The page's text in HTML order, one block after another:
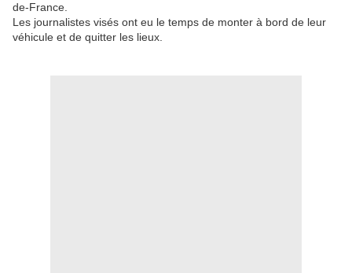
de-France.
Les journalistes visés ont eu le temps de monter à bord de leur
véhicule et de quitter les lieux.